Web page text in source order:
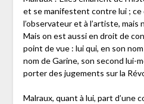
et se manifestent contre lui ; ce
l’observateur et à l’artiste, mais
Mais on est aussi en droit de
point de vue : lui qui, en son
nom de Garine, son second lui-
porter des jugements sur la
Malraux, quant à lui, part d’une